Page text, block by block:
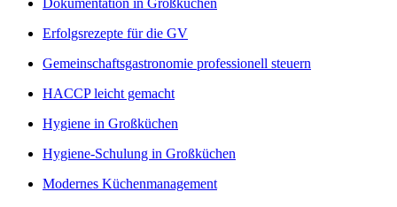
Dokumentation in Großküchen
Erfolgsrezepte für die GV
Gemeinschaftsgastronomie professionell steuern
HACCP leicht gemacht
Hygiene in Großküchen
Hygiene-Schulung in Großküchen
Modernes Küchenmanagement